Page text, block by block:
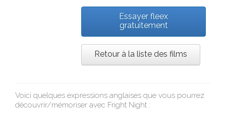
Essayer fleex
gratuitement
Retour à la liste des films
Voici quelques expressions anglaises que vous pourrez
découvrir/mémoriser avec Fright Night :